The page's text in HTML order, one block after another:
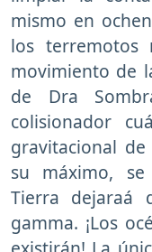
mismo en
los terremotos
movimiento de
de Dra
colisionador
gravitacional de
su máximo,
Tierra dejaraá
gamma. ¡Los